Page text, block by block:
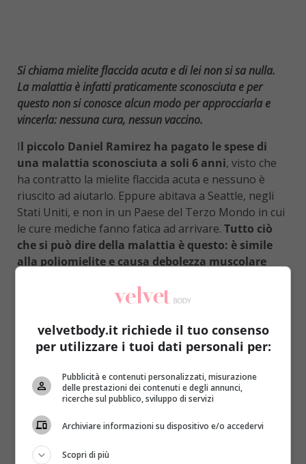
Si chiama mielite flaccida acuta e di lei non si sa nulla.
La malattia è infatti praticamente sconosciuta e per
questo non si conosce alcun modo per approcciarla e
vincerla: nessuna cura, nessun vaccino.
Il piccolo Daniel Ramirez ha pagato le spese di
una malattia sconosciuta a soli 6 anni, visto che
ha contratto la mielite flaccida acuta e nessuno è
riuscito ad aiutarlo. Eppure abitava a Seattle, negli
Stati Uniti, e non in un Paese del Terzo Mondo in cui
le cure mediche fanno fatica ad arrivare. Tutto ciò
che si può dire della malattia è questo: è simile
alla poliomielite e causa debolezza muscolare
Troppo poco per poter agire.
acuta da circa 2 anni e mezzo e il timore continuo
è quello di una diffusione incontrollata del
. Ciò porterebbe gravi conseguenze sia in
America che in Europa, visto che non è esclusa la sua
importazione oltre i confini nazionali. La morte di
Daniel potrà essere utile almeno per aiutare altri
bambini? Non è certo, eppure
la sua storia sta
facendo il giro del mondo
velvetbody.it richiede il tuo consenso
per utilizzare i tuoi dati personali per:
Pubblicità e contenuti personalizzati, misurazione
delle prestazioni dei contenuti e degli annunci,
ricerche sul pubblico, sviluppo di servizi
Archiviare informazioni su dispositivo e/o accedervi
Scopri di più